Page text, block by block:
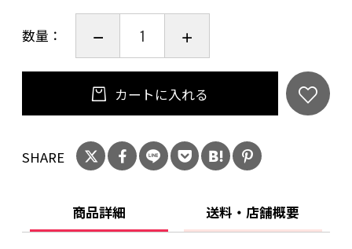
み心地のワインを造っています。アロース・コル
トン村の｢レ カイエット｣区画。石灰岩の小石が
転がる赤い粘土質土壌の畑。樹齢約50年のブド
ウ。木桶で全房発酵。3年使用樽で14ヶ月熟成。
清澄、フィルターせず、瓶詰めします。熟した
赤い果実、牡丹やスミレ、バラの香り。凝縮し
た果実にチョコレートやスパイスのニュアン
感じさせてくれるワイン。熟成が楽しみな1本で
す。
数量：
カートに入れる
SHARE
商品詳細 送料・店舗概要